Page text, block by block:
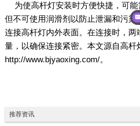
为使高杆灯安装时方便快捷，可能
但不可使用润滑剂以防止泄漏和污染
连接高杆灯内外表面。在连接时，两
量，以确保连接紧密。本文源自高杆
http://www.bjyaoxing.com/。
推荐资讯